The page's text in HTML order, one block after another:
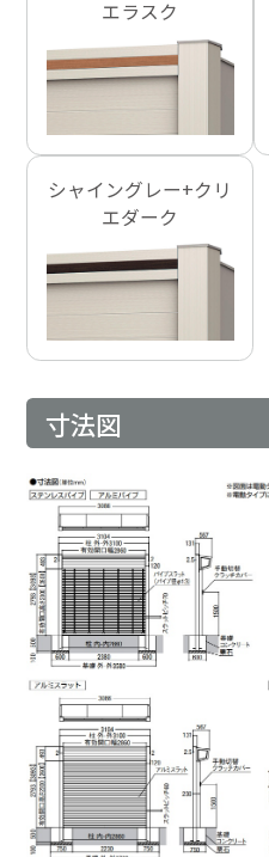
エラスク
シャイングレー+クリ
エダーク
寸法図